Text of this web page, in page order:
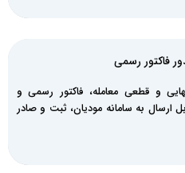
رسمی
معامله، فاکتور رسمی و
به سامانه مودیان، ثبت و صادر